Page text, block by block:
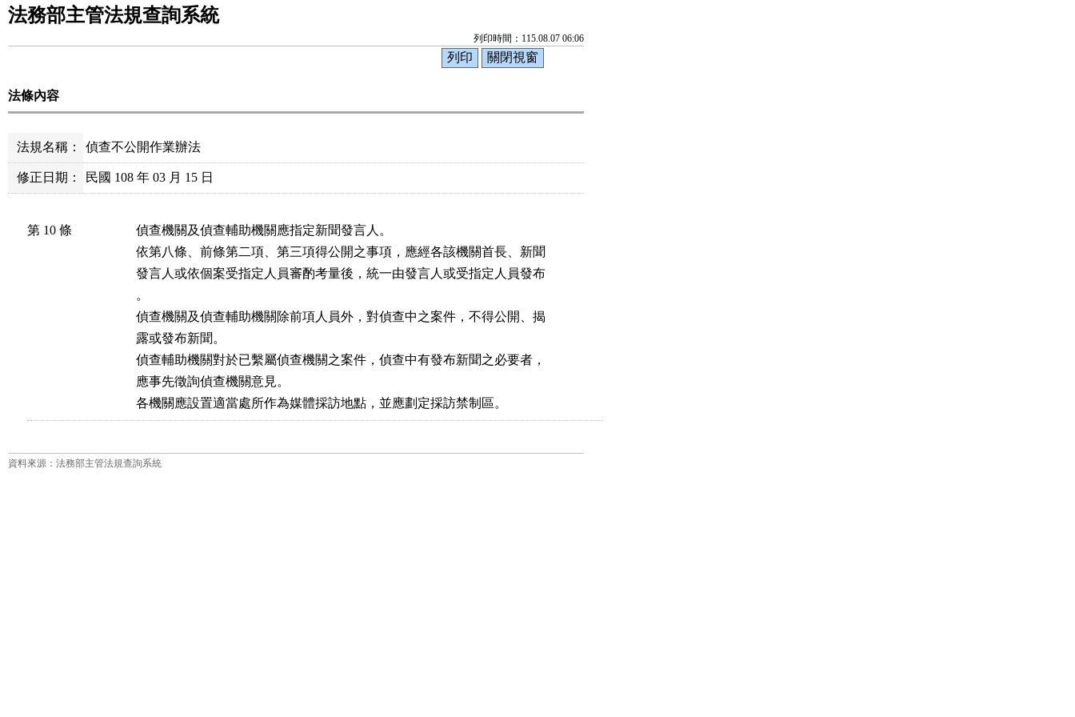
法務部主管法規查詢系統
列印時間：115.08.07 06:06
法條內容
法規名稱： 偵查不公開作業辦法
修正日期： 民國 108 年 03 月 15 日
第 10 條
偵查機關及偵查輔助機關應指定新聞發言人。
依第八條、前條第二項、第三項得公開之事項，應經各該機關首長、新聞
發言人或依個案受指定人員審酌考量後，統一由發言人或受指定人員發布
。
偵查機關及偵查輔助機關除前項人員外，對偵查中之案件，不得公開、揭
露或發布新聞。
偵查輔助機關對於已繫屬偵查機關之案件，偵查中有發布新聞之必要者，
應事先徵詢偵查機關意見。
各機關應設置適當處所作為媒體採訪地點，並應劃定採訪禁制區。
資料來源：法務部主管法規查詢系統